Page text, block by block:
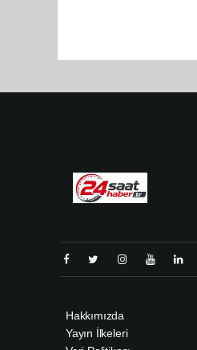
Hakkımızda
Yayın İlkeleri